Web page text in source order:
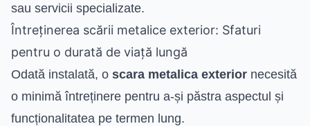
sau servicii specializate.
Întreținerea scării metalice exterior: Sfaturi
pentru o durată de viață lungă
Odată instalată, o scara metalica exterior necesită
o minimă întreținere pentru a-și păstra aspectul și
funcționalitatea pe termen lung.